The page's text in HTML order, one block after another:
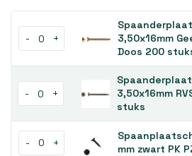
- +
3,50x16mm
Doos 200
- +
3,50x16mm
stuks
- +
mm zwart PK